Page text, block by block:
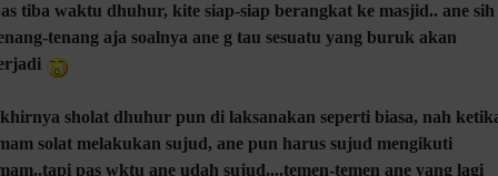
tiba waktu dhuhur, kite siap-siap berangkat ke masjid.. ane sih
tenang aja soalnya ane g tau sesuatu yang buruk akan
sholat dhuhur pun di laksanakan seperti biasa, nah
solat melakukan sujud, ane pun harus sujud mengikuti
pas wktu ane udah sujud....temen-temen ane yang lagi